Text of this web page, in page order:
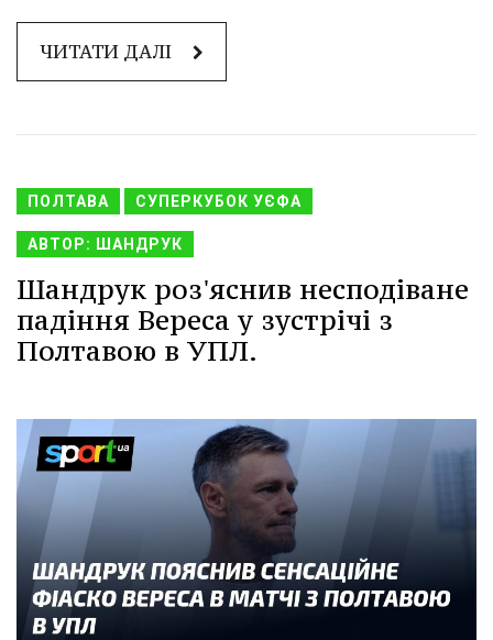
ЧИТАТИ ДАЛІ
ПОЛТАВА СУПЕРКУБОК УЄФА
АВТОР: ШАНДРУК
Шандрук роз'яснив несподіване
падіння Вереса у зустрічі з
Полтавою в УПЛ.